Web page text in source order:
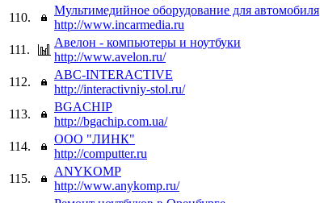
110.
Мультимедийное оборудование для автомобиля
http://www.incarmedia.ru
111.
Авелон - компьютеры и ноутбуки
http://www.avelon.ru/
112.
ABC-INTERACTIVE
http://interactivniy-stol.ru/
113.
BGACHIP
http://bgachip.com.ua/
114.
ООО "ЛИНК"
http://computter.ru
115.
ANYKOMP
http://www.anykomp.ru/